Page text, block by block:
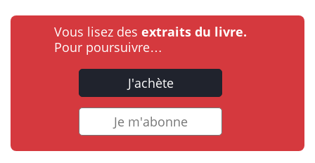
Vous lisez des extraits du livre.
Pour poursuivre…
J'achète
Je m'abonne